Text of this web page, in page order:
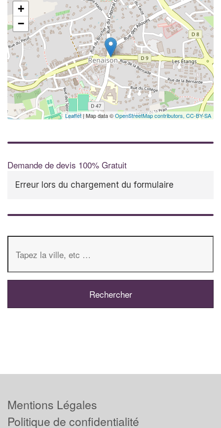
+
−
Leaflet| Map data ©OpenStreetMap contributors, CC-BY-SA
Demande de devis 100% Gratuit
Erreur lors du chargement du formulaire
Mentions Légales
Politique de confidentialité